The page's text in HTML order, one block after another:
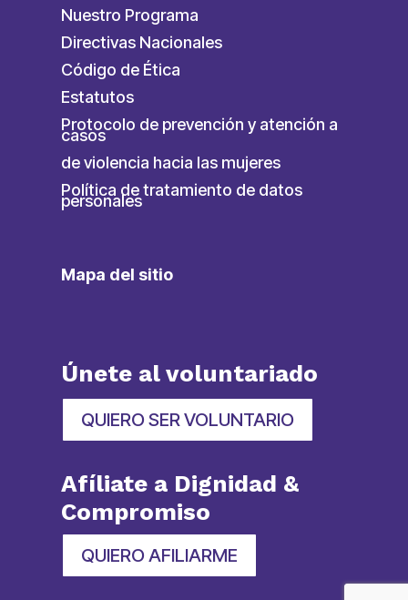
Nuestro Programa
Directivas Nacionales
Código de Ética
Estatutos
Protocolo de prevención y atención a
casos
de violencia hacia las mujeres
Política de tratamiento de datos
personales
Mapa del sitio
Únete al voluntariado
QUIERO SER VOLUNTARIO
Afíliate a Dignidad &
Compromiso
QUIERO AFILIARME